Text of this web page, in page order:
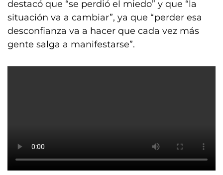
destacó que “se perdió el miedo” y que “la
situación va a cambiar”, ya que “perder esa
desconfianza va a hacer que cada vez más
gente salga a manifestarse”.